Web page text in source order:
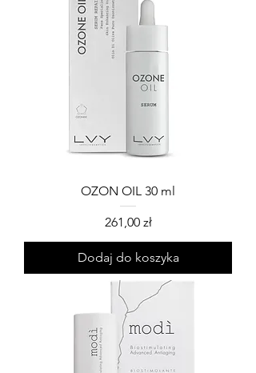
OZON OIL 30 ml
Cena
261,00 zł
Dodaj do koszyka